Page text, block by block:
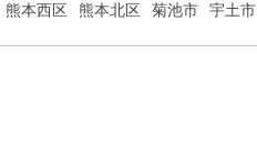
熊本西区 熊本北区 菊池市 宇土市